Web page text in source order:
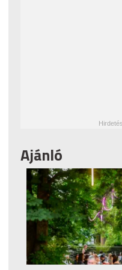
Ajánló